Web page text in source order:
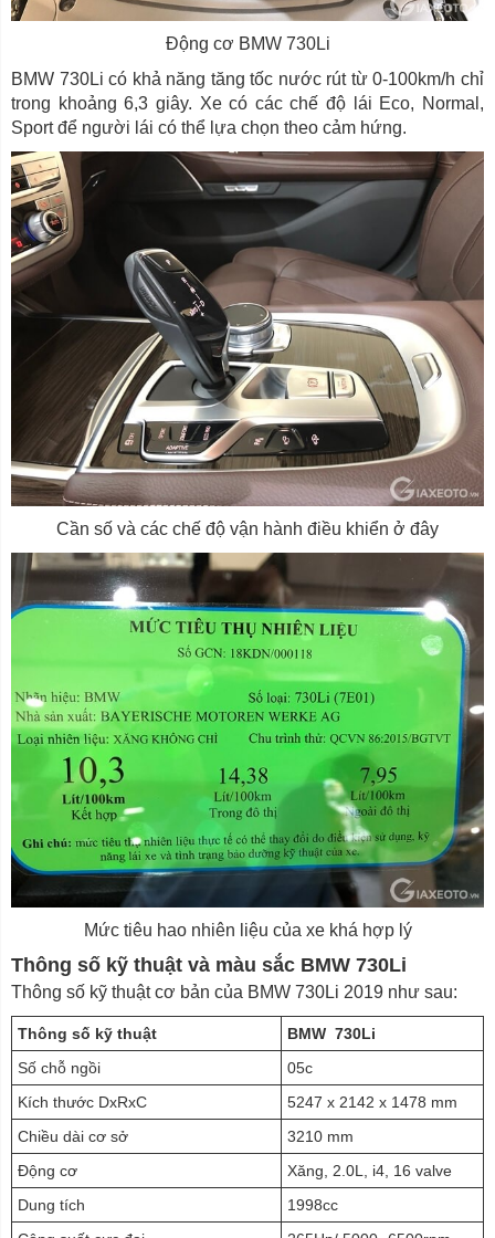
Động cơ BMW 730Li
BMW 730Li có khả năng tăng tốc nước rút từ 0-100km/h chỉ
trong khoảng 6,3 giây. Xe có các chế độ lái Eco, Normal,
Sport để người lái có thể lựa chọn theo cảm hứng.
Cần số và các chế độ vận hành điều khiển ở đây
Mức tiêu hao nhiên liệu của xe khá hợp lý
Thông số kỹ thuật và màu sắc BMW 730Li
Thông số kỹ thuật cơ bản của BMW 730Li 2019 như sau:
Thông số kỹ thuật
BMW 730Li
Số chỗ ngồi
05c
Kích thước DxRxC
5247 x 2142 x 1478 mm
Chiều dài cơ sở
3210 mm
Động cơ
Xăng, 2.0L, i4, 16 valve
Dung tích
1998cc